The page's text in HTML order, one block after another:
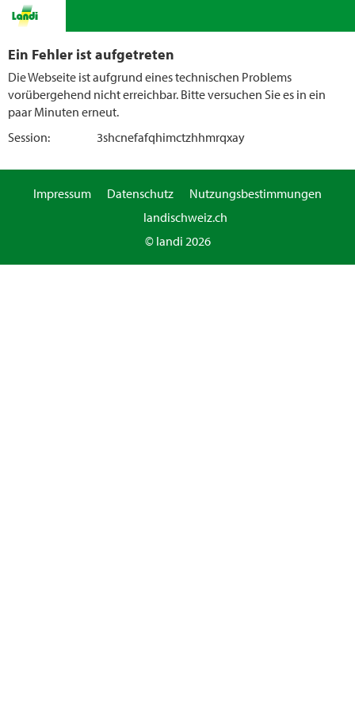
Ein Fehler ist aufgetreten
Die Webseite ist aufgrund eines technischen Problems
vorübergehend nicht erreichbar. Bitte versuchen Sie es in ein
paar Minuten erneut.
Session:
3shcnefafqhimctzhhmrqxay
Impressum Datenschutz
Nutzungsbestimmungen
landischweiz.ch
© landi 2026